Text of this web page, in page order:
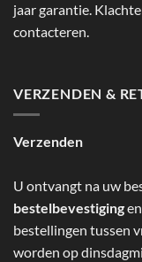
jaar garantie.
contacteren.
VERZENDEN &
Verzenden
U ontvangt na uw
bestelbevestiging
bestellingen tussen
worden op